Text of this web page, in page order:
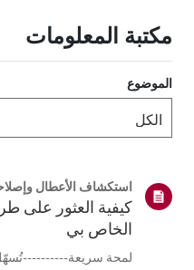
مكتبة المعلومات
الموضوع
استكشاف الأعطال
الخاص بي
لمحة سريعة----------